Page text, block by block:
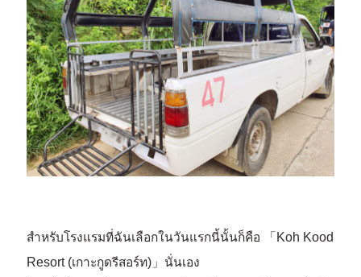
สำหรับโรงแรมที่ฉันเลือกในวันแรกนี้นั้นก็คือ 「Koh Kood
Resort (เกาะกูดรีสอร์ท)」นั่นเอง